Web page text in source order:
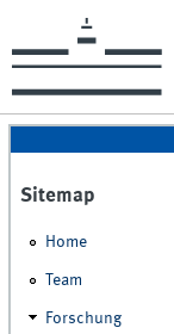
Sitemap
Home
Team
Forschung